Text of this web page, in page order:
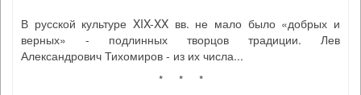
В русской культуре XIX-XX вв. не мало было «добрых и
верных» - подлинных творцов традиции. Лев
Александрович Тихомиров - из их числа...
* * *